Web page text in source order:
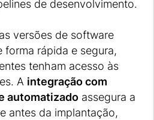
de desenvolvimento.
versões de software
forma rápida e segura,
tenham acesso às
A integração com
automatizado assegura a
antes da implantação,